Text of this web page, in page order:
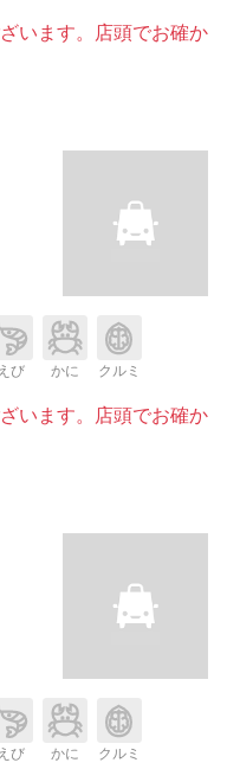
います。店頭でお確か
えび かに クルミ
います。店頭でお確か
えび かに クルミ